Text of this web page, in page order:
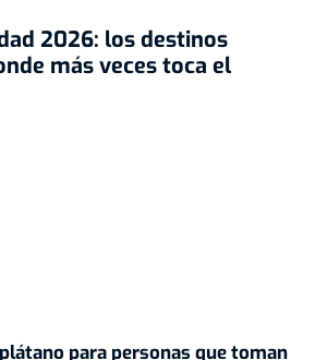
2026: los destinos
más veces toca el
para personas que toman